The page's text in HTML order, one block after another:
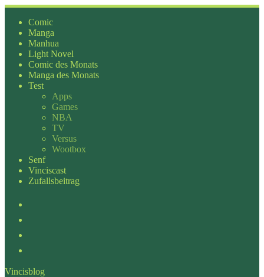
Zum
Inhalt
springen
Comic
Manga
Manhua
Light Novel
Comic des Monats
Manga des Monats
Test
Apps
Games
NBA
TV
Versus
Wootbox
Senf
Vinciscast
Zufallsbeitrag
Vincisblog